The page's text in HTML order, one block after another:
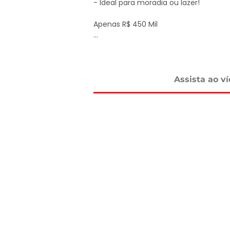
- Ideal para moradia ou lazer!
Apenas R$ 450 Mil
Assista ao